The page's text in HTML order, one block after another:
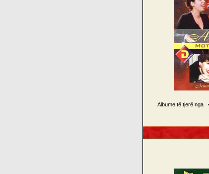
Albume të tjerë nga